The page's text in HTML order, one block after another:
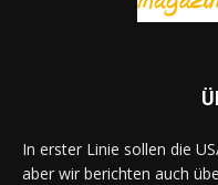
In erster Linie sollen die
aber wir berichten auch